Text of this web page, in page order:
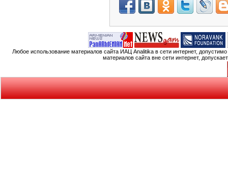
Любое использование материалов сайта ИАЦ Analitika в сети интернет,
материалов сайта вне сети интернет,